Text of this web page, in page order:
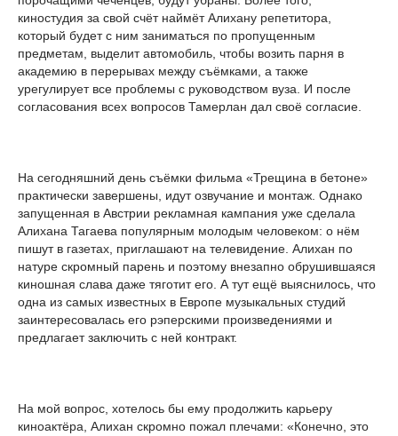
киностудия за свой счёт наймёт Алихану репетитора,
который будет с ним заниматься по пропущенным
предметам, выделит автомобиль, чтобы возить парня в
академию в перерывах между съёмками, а также
урегулирует все проблемы с руководством вуза. И после
согласования всех вопросов Тамерлан дал своё согласие.
На сегодняшний день съёмки фильма «Трещина в бетоне»
практически завершены, идут озвучание и монтаж. Однако
запущенная в Австрии рекламная кампания уже сделала
Алихана Тагаева популярным молодым человеком: о нём
пишут в газетах, приглашают на телевидение. Алихан по
натуре скромный парень и по­этому внезапно обрушившаяся
киношная слава даже тяготит его. А тут ещё выяснилось, что
одна из самых и­звестных в Европе музыкальных студий
заинтересовалась его рэперскими произведениями и
предлагает заключить с ней контракт.
На мой вопрос, хотелось бы ему продолжить карьеру
киноактёра, Алихан скромно пожал плечами: «Конечно, это